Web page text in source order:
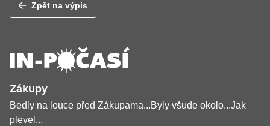
Zpět na výpis
Zákupy
Bedly na louce před Zákupama...Byly všude okolo...Jak
plevel...